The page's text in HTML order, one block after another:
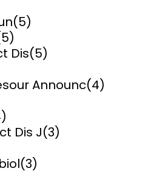
(5)
Dis(5)
Announc(4)
Dis J(3)
(3)